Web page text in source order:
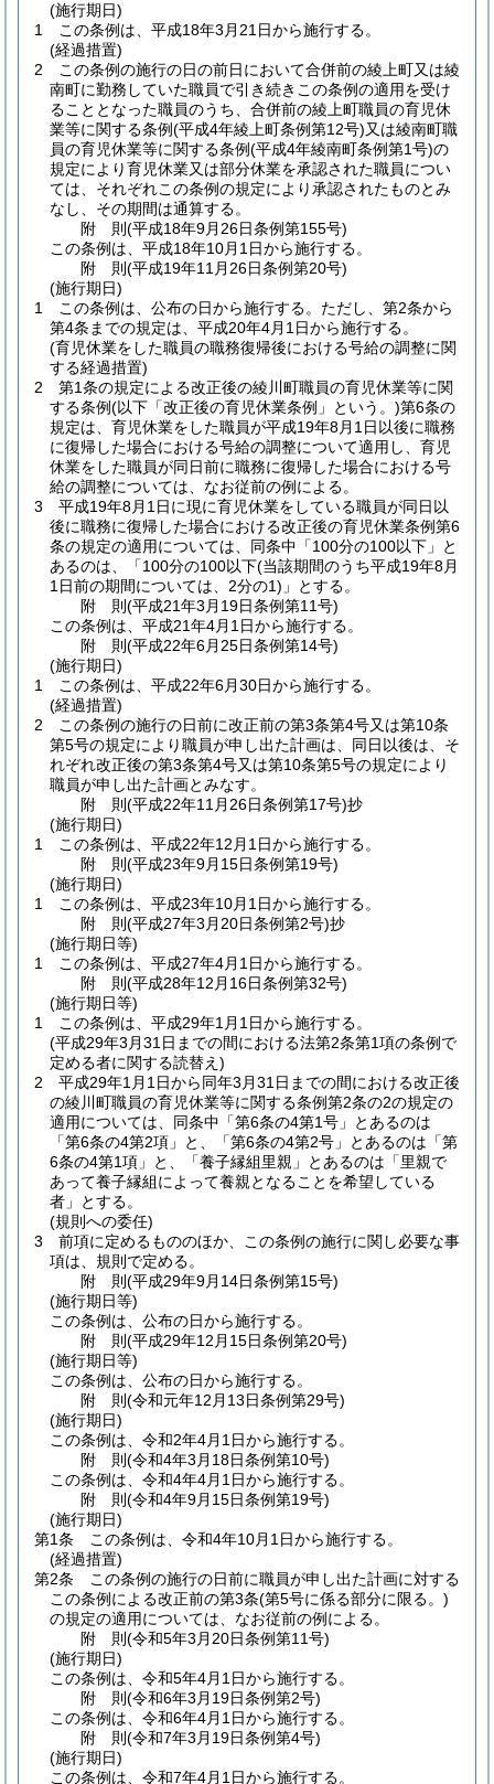
(施行期日)
1
この条例は、平成18年3月21日から施行する。
(経過措置)
2
この条例の施行の日の前日において合併前の綾上町又は綾
南町に勤務していた職員で引き続きこの条例の適用を受け
ることとなった職員のうち、合併前の綾上町職員の育児休
業等に関する条例(平成4年綾上町条例第12号)又は綾南町職
員の育児休業等に関する条例(平成4年綾南町条例第1号)の
規定により育児休業又は部分休業を承認された職員につい
ては、それぞれこの条例の規定により承認されたものとみ
なし、その期間は通算する。
附 則(平成18年9月26日条例第155号)
この条例は、平成18年10月1日から施行する。
附 則(平成19年11月26日条例第20号)
(施行期日)
1
この条例は、公布の日から施行する。 ただし、第2条から
第4条までの規定は、平成20年4月1日から施行する。
(育児休業をした職員の職務復帰後における号給の調整に関
する経過措置)
2
第1条の規定による改正後の綾川町職員の育児休業等に関
する条例(以下「改正後の育児休業条例」という。)第6条の
規定は、育児休業をした職員が平成19年8月1日以後に職務
に復帰した場合における号給の調整について適用し、育児
休業をした職員が同日前に職務に復帰した場合における号
給の調整については、なお従前の例による。
3
平成19年8月1日に現に育児休業をしている職員が同日以
後に職務に復帰した場合における改正後の育児休業条例第6
条の規定の適用については、同条中「100分の100以下」と
あるのは、「100分の100以下(当該期間のうち平成19年8月
1日前の期間については、2分の1) 」とする。
附 則(平成21年3月19日条例第11号)
この条例は、平成21年4月1日から施行する。
附 則(平成22年6月25日条例第14号)
(施行期日)
1
この条例は、平成22年6月30日から施行する。
(経過措置)
2
この条例の施行の日前に改正前の第3条第4号又は第10条
第5号の規定により職員が申し出た計画は、同日以後は、そ
れぞれ改正後の第3条第4号又は第10条第5号の規定により
職員が申し出た計画とみなす。
附 則(平成22年11月26日条例第17号)抄
(施行期日)
1
この条例は、平成22年12月1日から施行する。
附 則(平成23年9月15日条例第19号)
(施行期日)
1
この条例は、平成23年10月1日から施行する。
附 則(平成27年3月20日条例第2号)抄
(施行期日等)
1
この条例は、平成27年4月1日から施行する。
附 則(平成28年12月16日条例第32号)
(施行期日等)
1
この条例は、平成29年1月1日から施行する。
(平成29年3月31日までの間における法第2条第1項の条例で
定める者に関する読替え)
2
平成29年1月1日から同年3月31日までの間における改正後
の綾川町職員の育児休業等に関する条例第2条の2の規定の
適用については、同条中「第6条の4第1号」とあるのは
「第6条の4第2項」と、「第6条の4第2号」とあるのは「第
6条の4第1項」と、「養子縁組里親」とあるのは「里親で
あって養子縁組によって養親となることを希望している
者」とする。
(規則への委任)
3
前項に定めるもののほか、この条例の施行に関し必要な事
項は、規則で定める。
附 則(平成29年9月14日条例第15号)
(施行期日等)
この条例は、公布の日から施行する。
附 則(平成29年12月15日条例第20号)
(施行期日等)
この条例は、公布の日から施行する。
附 則(令和元年12月13日条例第29号)
(施行期日)
この条例は、令和2年4月1日から施行する。
附 則(令和4年3月18日条例第10号)
この条例は、令和4年4月1日から施行する。
附 則(令和4年9月15日条例第19号)
(施行期日)
第1条
この条例は、令和4年10月1日から施行する。
(経過措置)
第2条
この条例の施行の日前に職員が申し出た計画に対する
この条例による改正前の第3条(第5号に係る部分に限る。)
の規定の適用については、なお従前の例による。
附 則(令和5年3月20日条例第11号)
(施行期日)
この条例は、令和5年4月1日から施行する。
附 則(令和6年3月19日条例第2号)
この条例は、令和6年4月1日から施行する。
附 則(令和7年3月19日条例第4号)
(施行期日)
この条例は、令和7年4月1日から施行する。